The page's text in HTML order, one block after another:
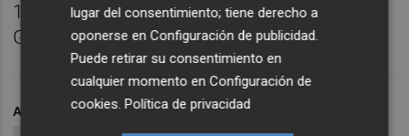
1989, Premio Nacional de Teatro (2002) y el
Goya de Honor (2004).
ARCHIVADO EN FILMOTECA REGIONAL
lugar del consentimiento; tiene derecho a
oponerse enConfiguración de publicidad
Puede retirar su consentimiento en
cualquier momento enConfiguración de
cookies .Política de privacidad